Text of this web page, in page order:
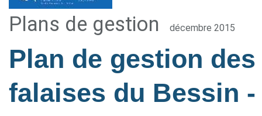
Plans de gestion décembre 2015
Plan de gestion
falaises du Bessin -